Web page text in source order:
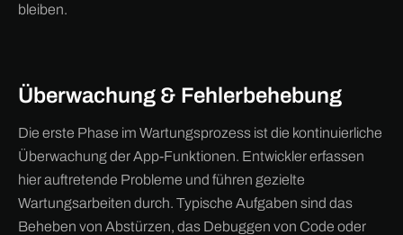
bleiben.
Überwachung & Fehlerbehebung
Die erste Phase im Wartungsprozess ist die kontinuierliche
Überwachung der App-Funktionen. Entwickler erfassen
hier auftretende Probleme und führen gezielte
Wartungsarbeiten durch. Typische Aufgaben sind das
Beheben von Abstürzen, das Debuggen von Code oder